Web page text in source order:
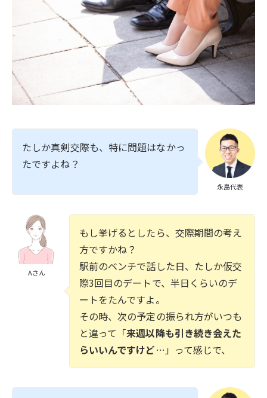
永島代表
たしか真剣交際も、特に問題はなかっ
たですよね？
Aさん
もし挙げるとしたら、交際期間の考え
方ですかね？
駅前のベンチで話した日、たしか仮交
際3回目のデートで、半日くらいのデ
ートをたんですよ。
その時、次の予定の振られ方がいつも
と違って「来週以降も引き続き会えた
らいいんですけど…」って感じで、